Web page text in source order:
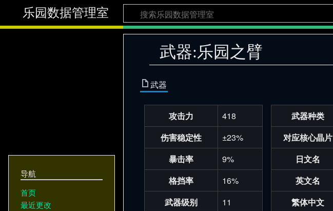
乐园数据管理室
武器:乐园之臂
武器
攻击力
418
伤害稳定性
±23%
暴击率
9%
格挡率
16%
武器级别
11
武器种类
对应核心晶片
日文名
英文名
繁体中文
导航
首页
最近更改